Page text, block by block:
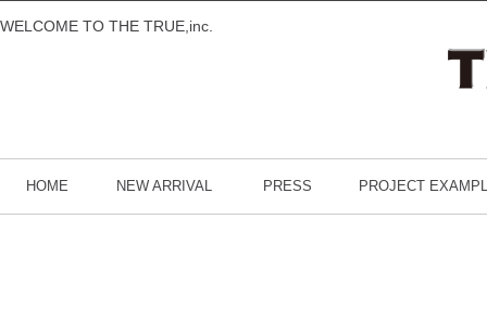
WELCOME TO THE TRUE,inc.
HOME NEW ARRIVAL PRESS PROJECT